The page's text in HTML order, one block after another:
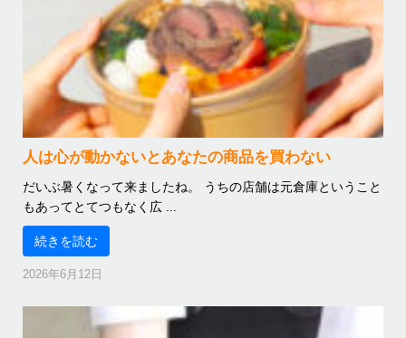
人は心が動かないとあなたの商品を買わない
だいぶ暑くなって来ましたね。 うちの店舗は元倉庫ということ
もあってとてつもなく広 ...
続きを読む
2026年6月12日